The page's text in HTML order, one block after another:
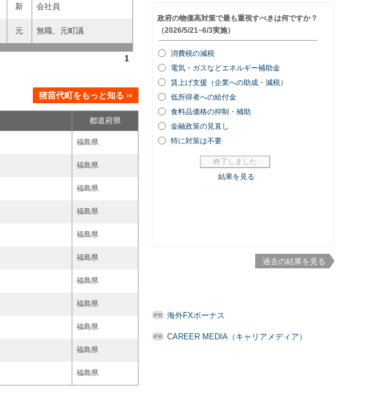
新 会社員
元 無職、元町議
1
猪苗代町をもっと知る ››
都道府県
福島県
福島県
福島県
福島県
福島県
福島県
福島県
福島県
福島県
福島県
福島県
過去の結果を見る
海外FXボーナス
CAREER MEDIA（キャリアメディア）